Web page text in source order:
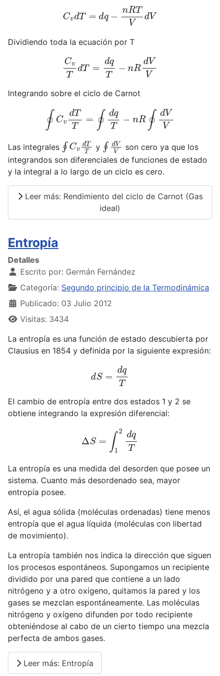
R TVd
Dividiendo toda la ecuación por T
C dqT VV
Integrando sobre el ciclo de Carnot
vdT ∮dqT V V
Las integrales ∮Cv dT y ∮dVV son cero ya que los
integrandos son diferenciales de funciones de estado
y la integral a lo largo de un ciclo es cero.
Leer más: Rendimiento del ciclo de Carnot (Gas
ideal)
Entropía
Detalles
Escrito por: Germán Fernández
Categoría: Segundo principio de la Termodinámica
Publicado: 03 Julio 2012
Visitas: 3434
La entropía es una función de estado descubierta por
Clausius en 1854 y definida por la siguiente expresión:
qT
El cambio de entropía entre dos estados 1 y 2 se
obtiene integrando la expresión diferencial:
2d T
La entropía es una medida del desorden que posee un
sistema. Cuanto más desordenado sea, mayor
entropía posee.
Así, el agua sólida (moléculas ordenadas) tiene menos
entropía que el agua líquida (moléculas con libertad
de movimiento).
La entropía también nos indica la dirección que siguen
los procesos espontáneos. Supongamos un recipiente
dividido por una pared que contiene a un lado
nitrógeno y a otro oxígeno, quitamos la pared y los
gases se mezclan espontáneamente. Las moléculas
nitrógeno y oxígeno difunden por todo recipiente
obteniéndose al cabo de un cierto tiempo una mezcla
perfecta de ambos gases.
Leer más: Entropía